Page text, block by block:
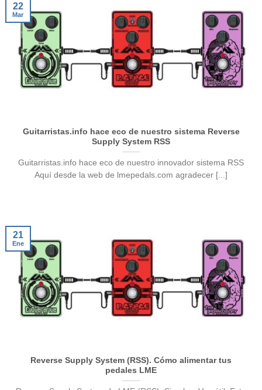
Guitarristas.info hace eco de nuestro sistema Reverse
Supply System RSS
Guitarristas.info hace eco de nuestro innovador sistema RSS
Aquí desde la web de lmepedals.com agradecer [...]
22
Mar
Reverse Supply System (RSS). Cómo alimentar tus
pedales LME
21
Ene